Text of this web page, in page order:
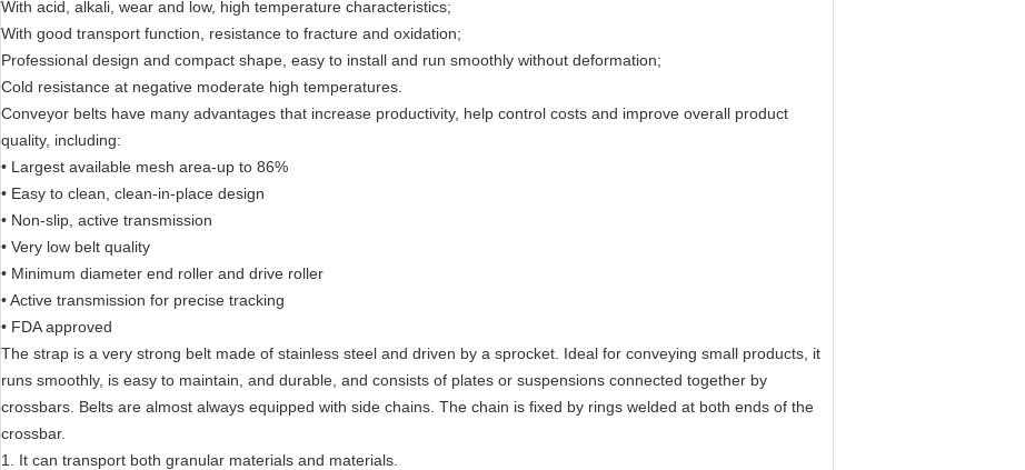
With acid, alkali, wear and low, high temperature characteristics;
With good transport function, resistance to fracture and oxidation;
Professional design and compact shape, easy to install and run smoothly without deformation;
Cold resistance at negative moderate high temperatures.
Conveyor belts have many advantages that increase productivity, help control costs and improve overall product
quality, including:
• Largest available mesh area-up to 86%
• Easy to clean, clean-in-place design
• Non-slip, active transmission
• Very low belt quality
• Minimum diameter end roller and drive roller
• Active transmission for precise tracking
• FDA approved
The strap is a very strong belt made of stainless steel and driven by a sprocket. Ideal for conveying small products, it
runs smoothly, is easy to maintain, and durable, and consists of plates or suspensions connected together by
crossbars. Belts are almost always equipped with side chains. The chain is fixed by rings welded at both ends of the
crossbar.
1. It can transport both granular materials and materials.